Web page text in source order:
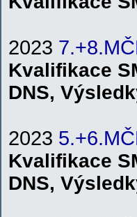
2023
Kvalifikace
DNS, V
2023
Kvalifikace
DNS, V